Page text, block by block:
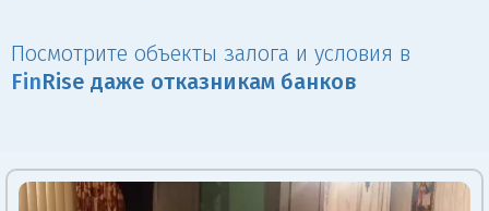
Посмотрите объекты залога и условия в
Fin Rise даже отказникам банков